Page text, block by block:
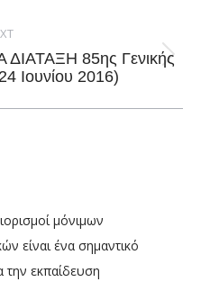
85ης Γενικής
Ιουνίου 2016)
μόνιμων
είναι ένα σημαντικό
την εκπαίδευση